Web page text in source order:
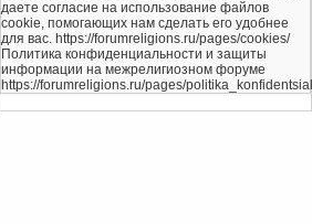
даете согласие на использование файлов
cookie, помогающих нам сделать его удобнее
для вас. https://forumreligions.ru/pages/cookies/
Политика конфиденциальности и защиты
информации на межрелигиозном форуме
https://forumreligions.ru/pages/